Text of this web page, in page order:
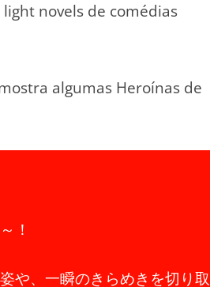
novels de comédias
algumas Heroínas de
！
や、一瞬のきらめきを切り取